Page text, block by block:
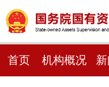
首页 机构概况